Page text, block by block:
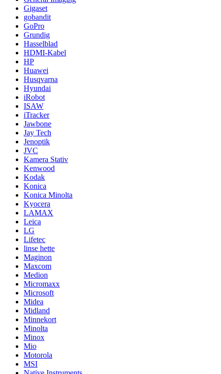
Gigaset
gobandit
GoPro
Grundig
Hasselblad
HDMI-Kabel
HP
Huawei
Husqvarna
Hyundai
iRobot
ISAW
iTracker
Jawbone
Jay Tech
Jenoptik
JVC
Kamera Stativ
Kenwood
Kodak
Konica
Konica Minolta
Kyocera
LAMAX
Leica
LG
Lifetec
linse hette
Maginon
Maxcom
Medion
Micromaxx
Microsoft
Midea
Midland
Minnekort
Minolta
Minox
Mio
Motorola
MSI